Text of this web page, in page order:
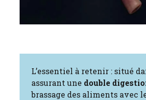
L’essentiel à retenir : situé
assurant une double
brassage des aliments avec